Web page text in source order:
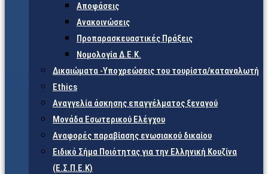
Αποφάσεις
Ανακοινώσεις
Προπαρασκευαστικές Πράξεις
Νομολογία Δ.Ε.Κ.
Δικαιώματα -Υποχρεώσεις του τουρίστα/καταναλωτή
Ethics
Αναγγελία άσκησης επαγγέλματος ξεναγού
Μονάδα Εσωτερικού Ελέγχου
Αναφορές παραβίασης ενωσιακού δικαίου
Ειδικό Σήμα Ποιότητας για την Ελληνική Κουζίνα
(Ε.Σ.Π.Ε.Κ)